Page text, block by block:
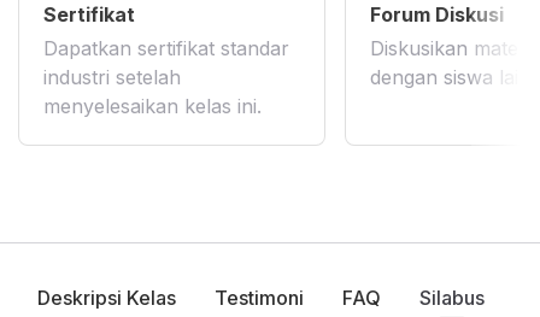
Sertifikat
Dapatkan sertifikat standar
industri setelah
menyelesaikan kelas ini.
Forum Diskusi
Diskusikan materi
dengan siswa
Deskripsi Kelas Testimoni FAQ Silabus